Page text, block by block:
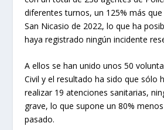
diferentes turnos, un 125% más
San Nicasio de 2022, lo que ha
haya registrado ningún incidente
A ellos se han unido unos 50
Civil y el resultado ha sido que sólo
realizar 19 atenciones sanitarias,
grave, lo que supone un 80%
pasado.